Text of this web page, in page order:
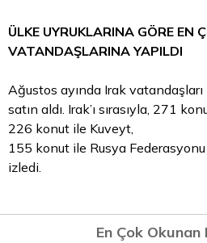
ÜLKE UYRUKLARINA GÖRE EN
VATANDAŞLARINA YAPILDI
Ağustos ayında Irak
satın aldı. Irak’ı sırasıyla, 271
226 konut ile Kuveyt,
155 konut ile Rusya
izledi.
En Çok